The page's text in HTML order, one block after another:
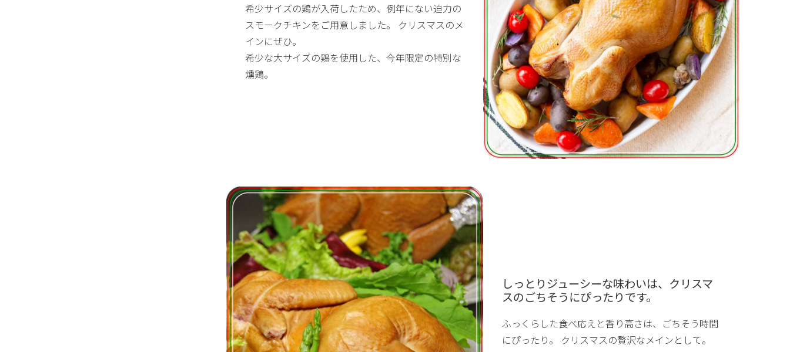
希少サイズの鶏が入荷したため、例年にない迫力の
スモークチキンをご用意しました。 クリスマスのメ
インにぜひ。
希少な大サイズの鶏を使用した、今年限定の特別な
燻鶏。
しっとりジューシーな味わいは、クリスマ
スのごちそうにぴったりです。
ふっくらした食べ応えと香り高さは、ごちそう時間
にぴったり。 クリスマスの贅沢なメインとして。